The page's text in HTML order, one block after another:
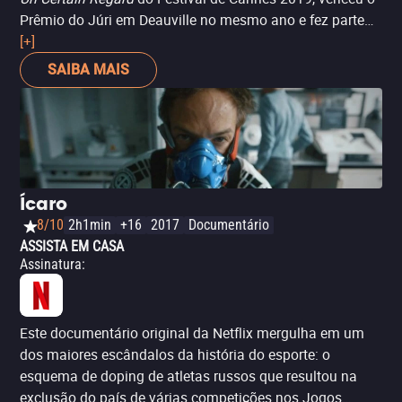
Prêmio do Júri em Deauville no mesmo ano e fez parte
da seleção oficial de Toronto, Telluride e Rio 2019, além
de Sundance e SXSW 2020. Não é por acaso. Essa
dramedyde Michael Angelo Covino, em seu primeiro
longa-metragem, é um retrato inteligente sobre amizade,
passagem do tempo e maturidade. A trama acompanha
dois amigos, Mike (o próprio diretor) e Kyle (Kyle Marvin),
interpretando personagens homônimos que vivem em
constante desentendimento. Tudo muda depois que Mike
dorme com a noiva de Kyle e decide contar a verdade
durante um passeio de bicicleta. É divertida, excêntrica e
um pouco fora do comum. Apesar do final levemente
irregular, certamente conquista o público com seu tom
leve e reflexivo.
[+]
SAIBA MAIS
Ícaro
8/10 2h1min +16 2017 Documentário
ASSISTA EM CASA
Assinatura:
Este documentário original da Netflix mergulha em um
dos maiores escândalos da história do esporte: o
esquema de doping de atletas russos que resultou na
exclusão do país de várias competições nos Jogos